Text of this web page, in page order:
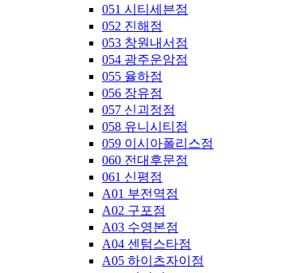
051 시티세븐점
052 진해점
053 창원내서점
054 광주운암점
055 율하점
056 장유점
057 신괴정점
058 유니시티점
059 이시아폴리스점
060 전대후문점
061 신평점
A01 부전역점
A02 구포점
A03 수영본점
A04 센텀스타점
A05 하이츠자이점